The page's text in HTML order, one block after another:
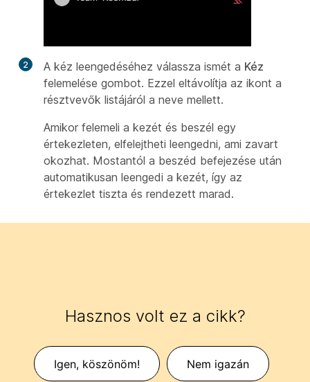
2 A kéz leengedéséhez válassza ismét a Kéz
felemelése gombot. Ezzel eltávolítja az ikont a
résztvevők listájáról a neve mellett.
Amikor felemeli a kezét és beszél egy
értekezleten, elfelejtheti leengedni, ami zavart
okozhat. Mostantól a beszéd befejezése után
automatikusan leengedi a kezét, így az
értekezlet tiszta és rendezett marad.
Hasznos volt ez a cikk?
Igen, köszönöm! Nem igazán